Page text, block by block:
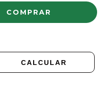
CALCULAR